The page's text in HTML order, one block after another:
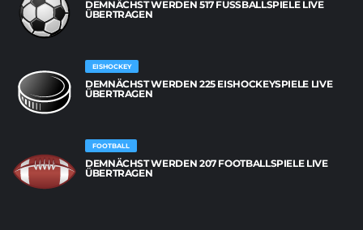
DEMNÄCHST WERDEN 517 FUSSBALLSPIELE LIVE Ü
BERTRAGEN
EISHOCKEY
DEMNÄCHST WERDEN 225 EISHOCKEYSPIELE LIVE
ÜBERTRAGEN
FOOTBALL
DEMNÄCHST WERDEN 207 FOOTBALLSPIELE LIVE
ÜBERTRAGEN